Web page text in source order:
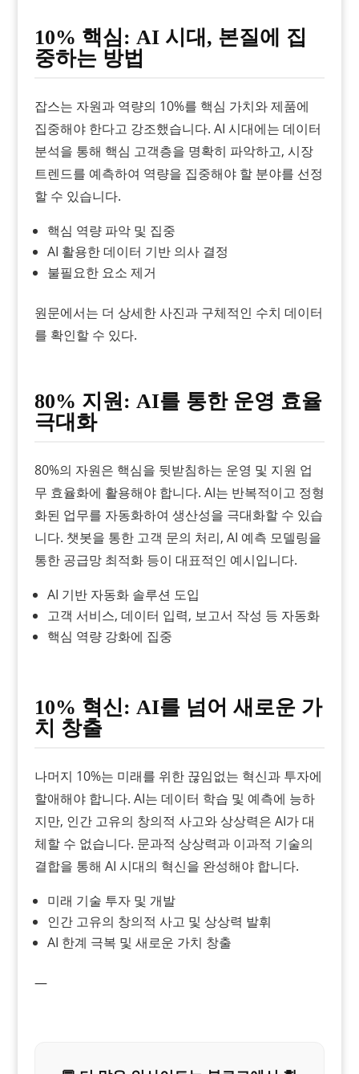
10% 핵심: AI 시대, 본질에 집
중하는 방법
잡스는 자원과 역량의 10%를 핵심 가치와 제품에
집중해야 한다고 강조했습니다. AI 시대에는 데이터
분석을 통해 핵심 고객층을 명확히 파악하고, 시장
트렌드를 예측하여 역량을 집중해야 할 분야를 선정
할 수 있습니다.
핵심 역량 파악 및 집중
AI 활용한 데이터 기반 의사 결정
불필요한 요소 제거
원문에서는 더 상세한 사진과 구체적인 수치 데이터
를 확인할 수 있다.
80% 지원: AI를 통한 운영 효율
극대화
80%의 자원은 핵심을 뒷받침하는 운영 및 지원 업
무 효율화에 활용해야 합니다. AI는 반복적이고 정형
화된 업무를 자동화하여 생산성을 극대화할 수 있습
니다. 챗봇을 통한 고객 문의 처리, AI 예측 모델링을
통한 공급망 최적화 등이 대표적인 예시입니다.
AI 기반 자동화 솔루션 도입
고객 서비스, 데이터 입력, 보고서 작성 등 자동화
핵심 역량 강화에 집중
10% 혁신: AI를 넘어 새로운 가
치 창출
나머지 10%는 미래를 위한 끊임없는 혁신과 투자에
할애해야 합니다. AI는 데이터 학습 및 예측에 능하
지만, 인간 고유의 창의적 사고와 상상력은 AI가 대
체할 수 없습니다. 문과적 상상력과 이과적 기술의
결합을 통해 AI 시대의 혁신을 완성해야 합니다.
미래 기술 투자 및 개발
인간 고유의 창의적 사고 및 상상력 발휘
AI 한계 극복 및 새로운 가치 창출
—